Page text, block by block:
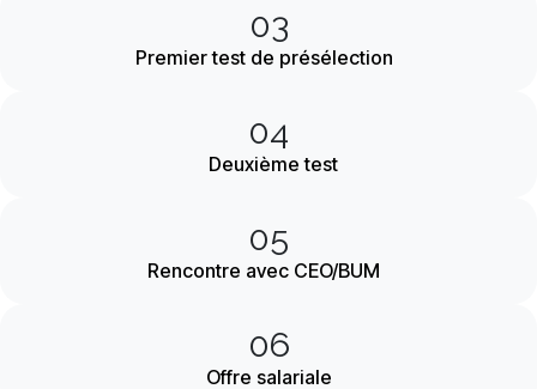
03
Premier test de présélection
04
Deuxième test
05
Rencontre avec CEO/BUM
06
Offre salariale